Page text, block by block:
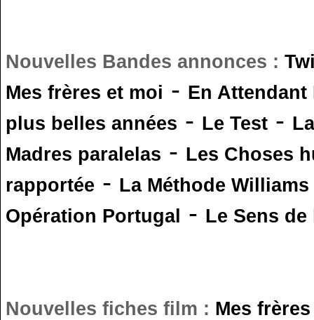
Nouvelles Bandes annonces :
Mes frères et moi - En
plus belles années - Le Test -
Madres paralelas - Les Choses
rapportée - La Méthode Williams
Opération Portugal - Le Sens
Nouvelles fiches film : Mes